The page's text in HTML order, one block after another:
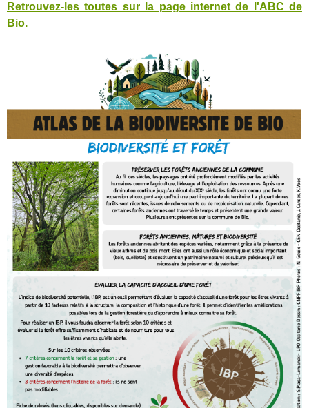
Retrouvez-les toutes sur la page internet de l'ABC de
Bio.